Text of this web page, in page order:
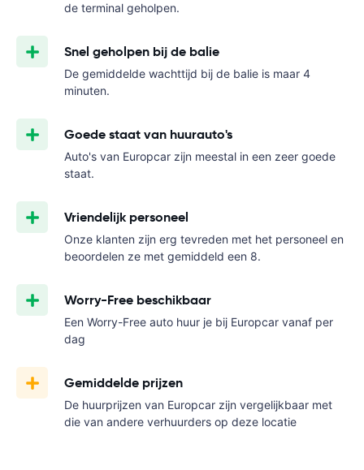
de terminal geholpen.
Snel geholpen bij de balie
De gemiddelde wachttijd bij de balie is maar 4
minuten.
Goede staat van huurauto's
Auto's van Europcar zijn meestal in een zeer goede
staat.
Vriendelijk personeel
Onze klanten zijn erg tevreden met het personeel en
beoordelen ze met gemiddeld een 8.
Worry-Free beschikbaar
Een Worry-Free auto huur je bij Europcar vanaf per
dag
Gemiddelde prijzen
De huurprijzen van Europcar zijn vergelijkbaar met
die van andere verhuurders op deze locatie